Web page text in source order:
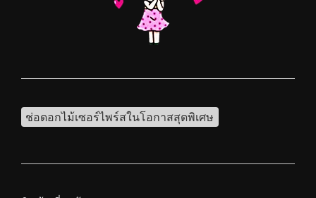
ช่อดอกไม้เซอร์ไพร์สในโอกาสสุดพิเศษ